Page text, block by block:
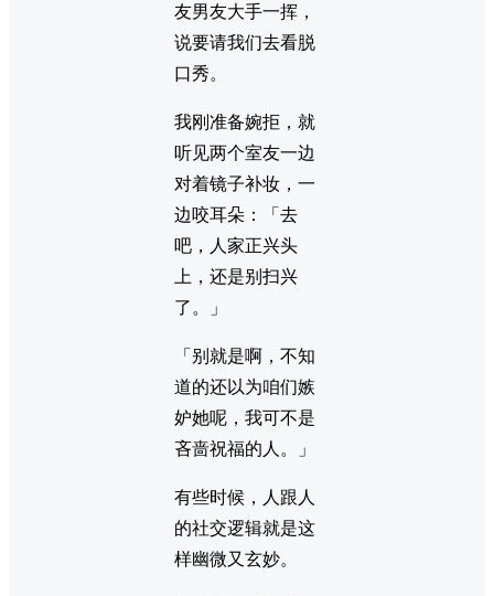
友男友大手一挥，
说要请我们去看脱
口秀。
我刚准备婉拒，就
听见两个室友一边
对着镜子补妆，一
边咬耳朵：「去
吧，人家正兴头
上，还是别扫兴
了。」
「别就是啊，不知
道的还以为咱们嫉
妒她呢，我可不是
吝啬祝福的人。」
有些时候，人跟人
的社交逻辑就是这
样幽微又玄妙。